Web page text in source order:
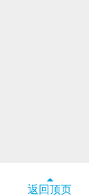
返回顶页